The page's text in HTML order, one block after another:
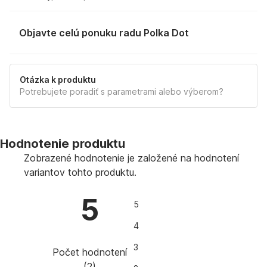
Objavte celú ponuku radu Polka Dot
Otázka k produktu
Potrebujete poradiť s parametrami alebo výberom?
Hodnotenie produktu
Zobrazené hodnotenie je založené na hodnotení
variantov tohto produktu.
5
Počet hodnotení
5
4
3